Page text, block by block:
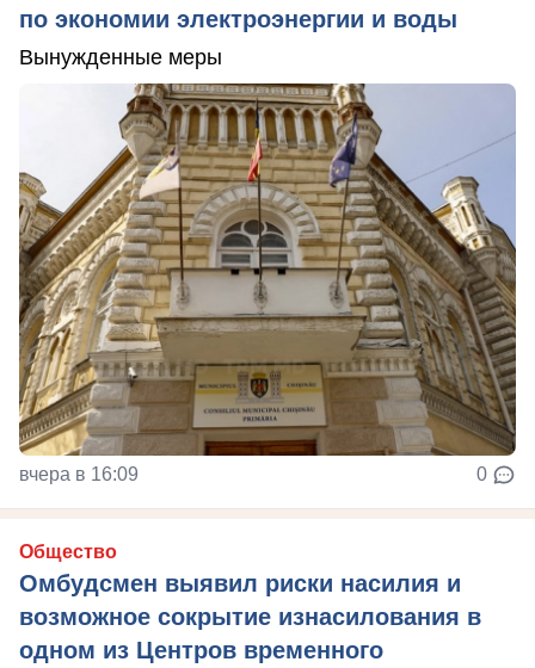
по экономии электроэнергии и воды
Вынужденные меры
вчера в 16:09 0
Общество
Омбудсмен выявил риски насилия и
возможное сокрытие изнасилования в
одном из Центров временного